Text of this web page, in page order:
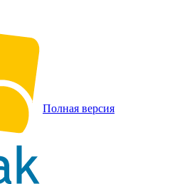
Полная версия